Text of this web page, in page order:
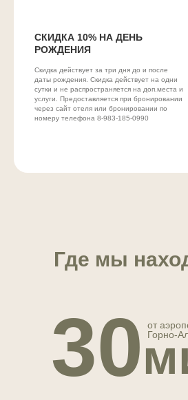
СКИДКА 10% НА ДЕНЬ
РОЖДЕНИЯ
Скидка действует за три дня до и после
даты рождения. Скидка действует на одни
сутки и не распространяется на доп.места и
услуги. Предоставляется при бронировании
через сайт отеля или бронировании по
номеру телефона 8-983-185-0990
от
Горно-
30
Где мы